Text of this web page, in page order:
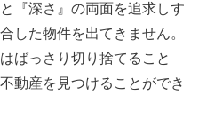
『深さ』の両面を追求しす
した物件を出てきません。
ばっさり切り捨てること
動産を見つけることができ